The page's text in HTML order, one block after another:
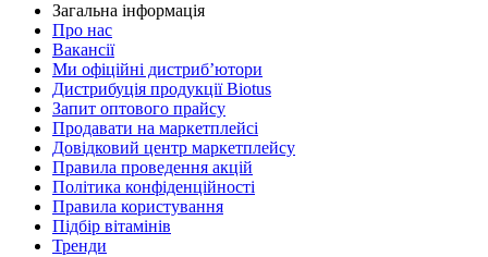
Загальна інформація
Про нас
Вакансії
Ми офіційні дистриб’ютори
Дистрибуція продукції Biotus
Запит оптового прайсу
Продавати на маркетплейсі
Довідковий центр маркетплейсу
Правила проведення акцій
Політика конфіденційності
Правила користування
Підбір вітамінів
Тренди